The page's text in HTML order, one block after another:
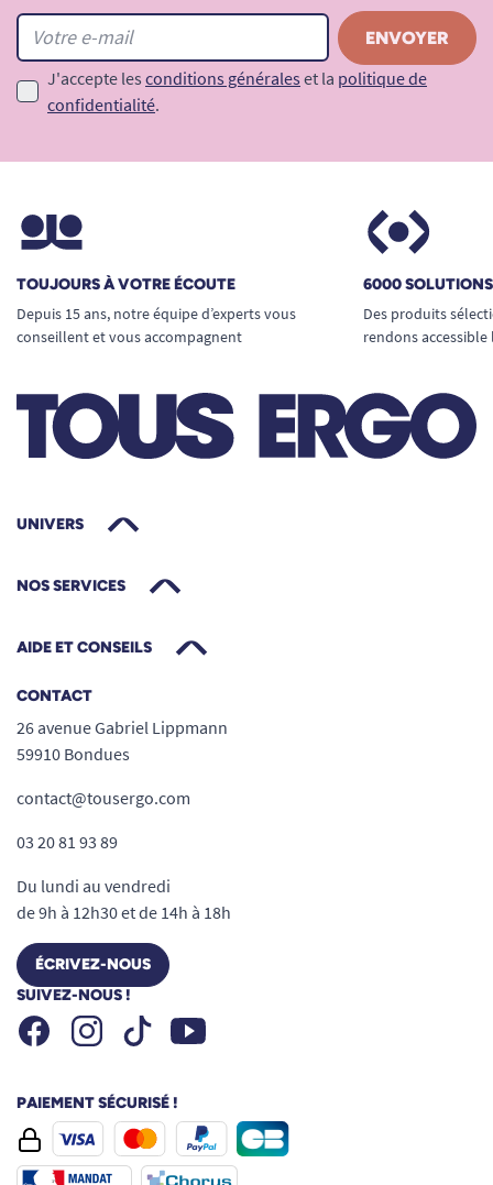
J'accepte les conditions générales et la politique de
confidentialité.
TOUJOURS À VOTRE ÉCOUTE
Depuis 15 ans, notre équipe d’experts vous
conseillent et vous accompagnent
6000
Des produits
rendons
UNIVERS
NOS SERVICES
AIDE ET CONSEILS
CONTACT
26 avenue Gabriel Lippmann
59910 Bondues
contact@tousergo.com
03 20 81 93 89
Du lundi au vendredi
de 9h à 12h30 et de 14h à 18h
ÉCRIVEZ-NOUS
SUIVEZ-NOUS !
FacebookInstagramTiktok Youtube
PAIEMENT SÉCURISÉ !